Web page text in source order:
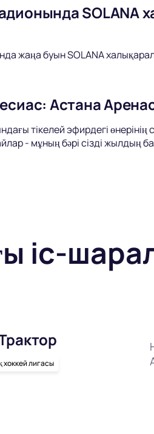
SOLANA
жаңа буын SOLANA
Астана
тікелей эфирдегі өнерінің
- мұның бәрі сізді жылдың
іс-
хоккей лигасы